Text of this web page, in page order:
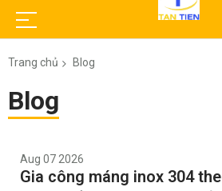
Trang chủ Blog
Blog
Aug 07 2026
Gia công máng inox 304